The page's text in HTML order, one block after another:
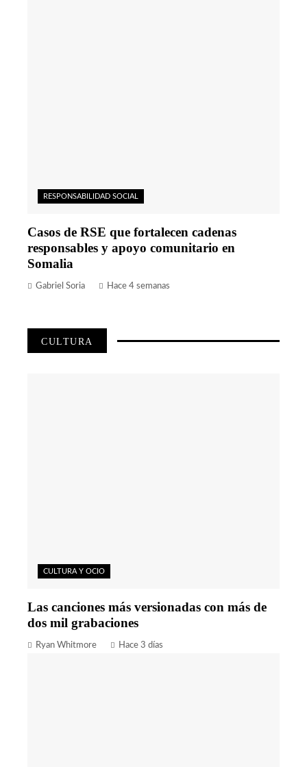
RESPONSABILIDAD SOCIAL
Casos de RSE que fortalecen cadenas
responsables y apoyo comunitario en
Somalia
Gabriel Soria Hace 4 semanas
CULTURA
CULTURA Y OCIO
Las canciones más versionadas con más de
dos mil grabaciones
Ryan Whitmore Hace 3 días